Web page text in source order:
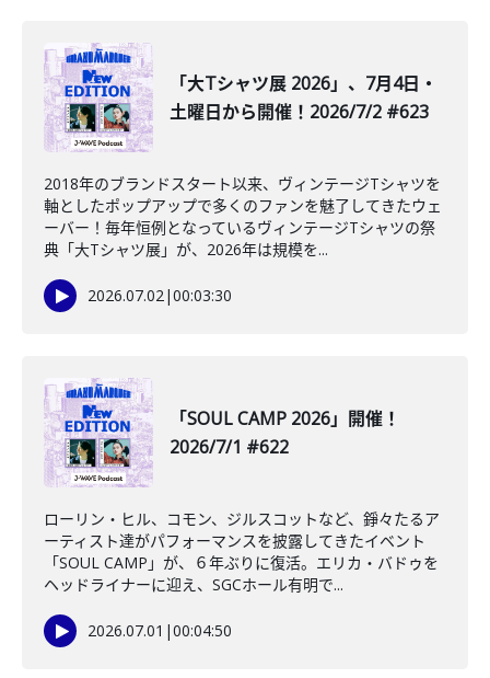
「大Tシャツ展 2026」、7月4日・
土曜日から開催！2026/7/2 #623
2018年のブランドスタート以来、ヴィンテージTシャツを
軸としたポップアップで多くのファンを魅了してきたウェ
ーバー！毎年恒例となっているヴィンテージTシャツの祭
典「大Tシャツ展」が、2026年は規模を...
2026.07.02|00:03:30
「SOUL CAMP 2026」開催！
2026/7/1 #622
ローリン・ヒル、コモン、ジルスコットなど、錚々たるア
ーティスト達がパフォーマンスを披露してきたイベント
「SOUL CAMP」が、６年ぶりに復活。エリカ・バドゥを
ヘッドライナーに迎え、SGCホール有明で...
2026.07.01 |00:04:50